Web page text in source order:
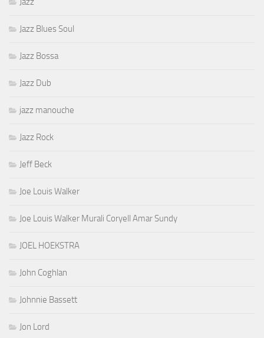
Jazz Blues Soul
Jazz Bossa
Jazz Dub
jazz manouche
Jazz Rock
Jeff Beck
Joe Louis Walker
Joe Louis Walker Murali Coryell Amar Sundy
JOEL HOEKSTRA
John Coghlan
Johnnie Bassett
Jon Lord